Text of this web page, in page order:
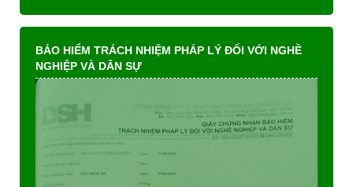
BẢO HIỂM TRÁCH NHIỆM PHÁP LÝ ĐỐI VỚI NGHỀ
NGHIỆP VÀ DÂN SỰ